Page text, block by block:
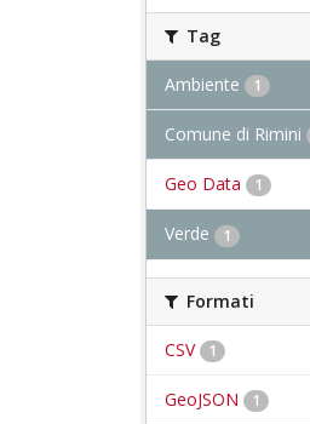
Tag
Ambiente 1
Comune di Rimini
Geo Data 1
Verde 1
Formati
CSV 1
GeoJSON 1